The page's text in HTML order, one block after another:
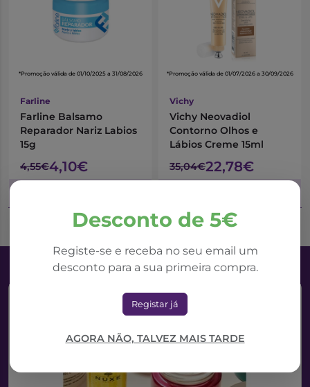
Desconto de 5€
Registe-se e receba no seu email um
desconto para a sua primeira compra.
Registar já
AGORA NÃO, TALVEZ MAIS TARDE
*Promoção válida de 01/10/2025 a 31/08/2026
Farline
Farline Balsamo
Reparador Nariz Labios
15g
4,55€4,10€
*Promoção válida de 01/07/2026 a 30/09/2026
Vichy
Vichy Neovadiol
Contorno Olhos e
Lábios Creme 15ml
35,04€22,78€